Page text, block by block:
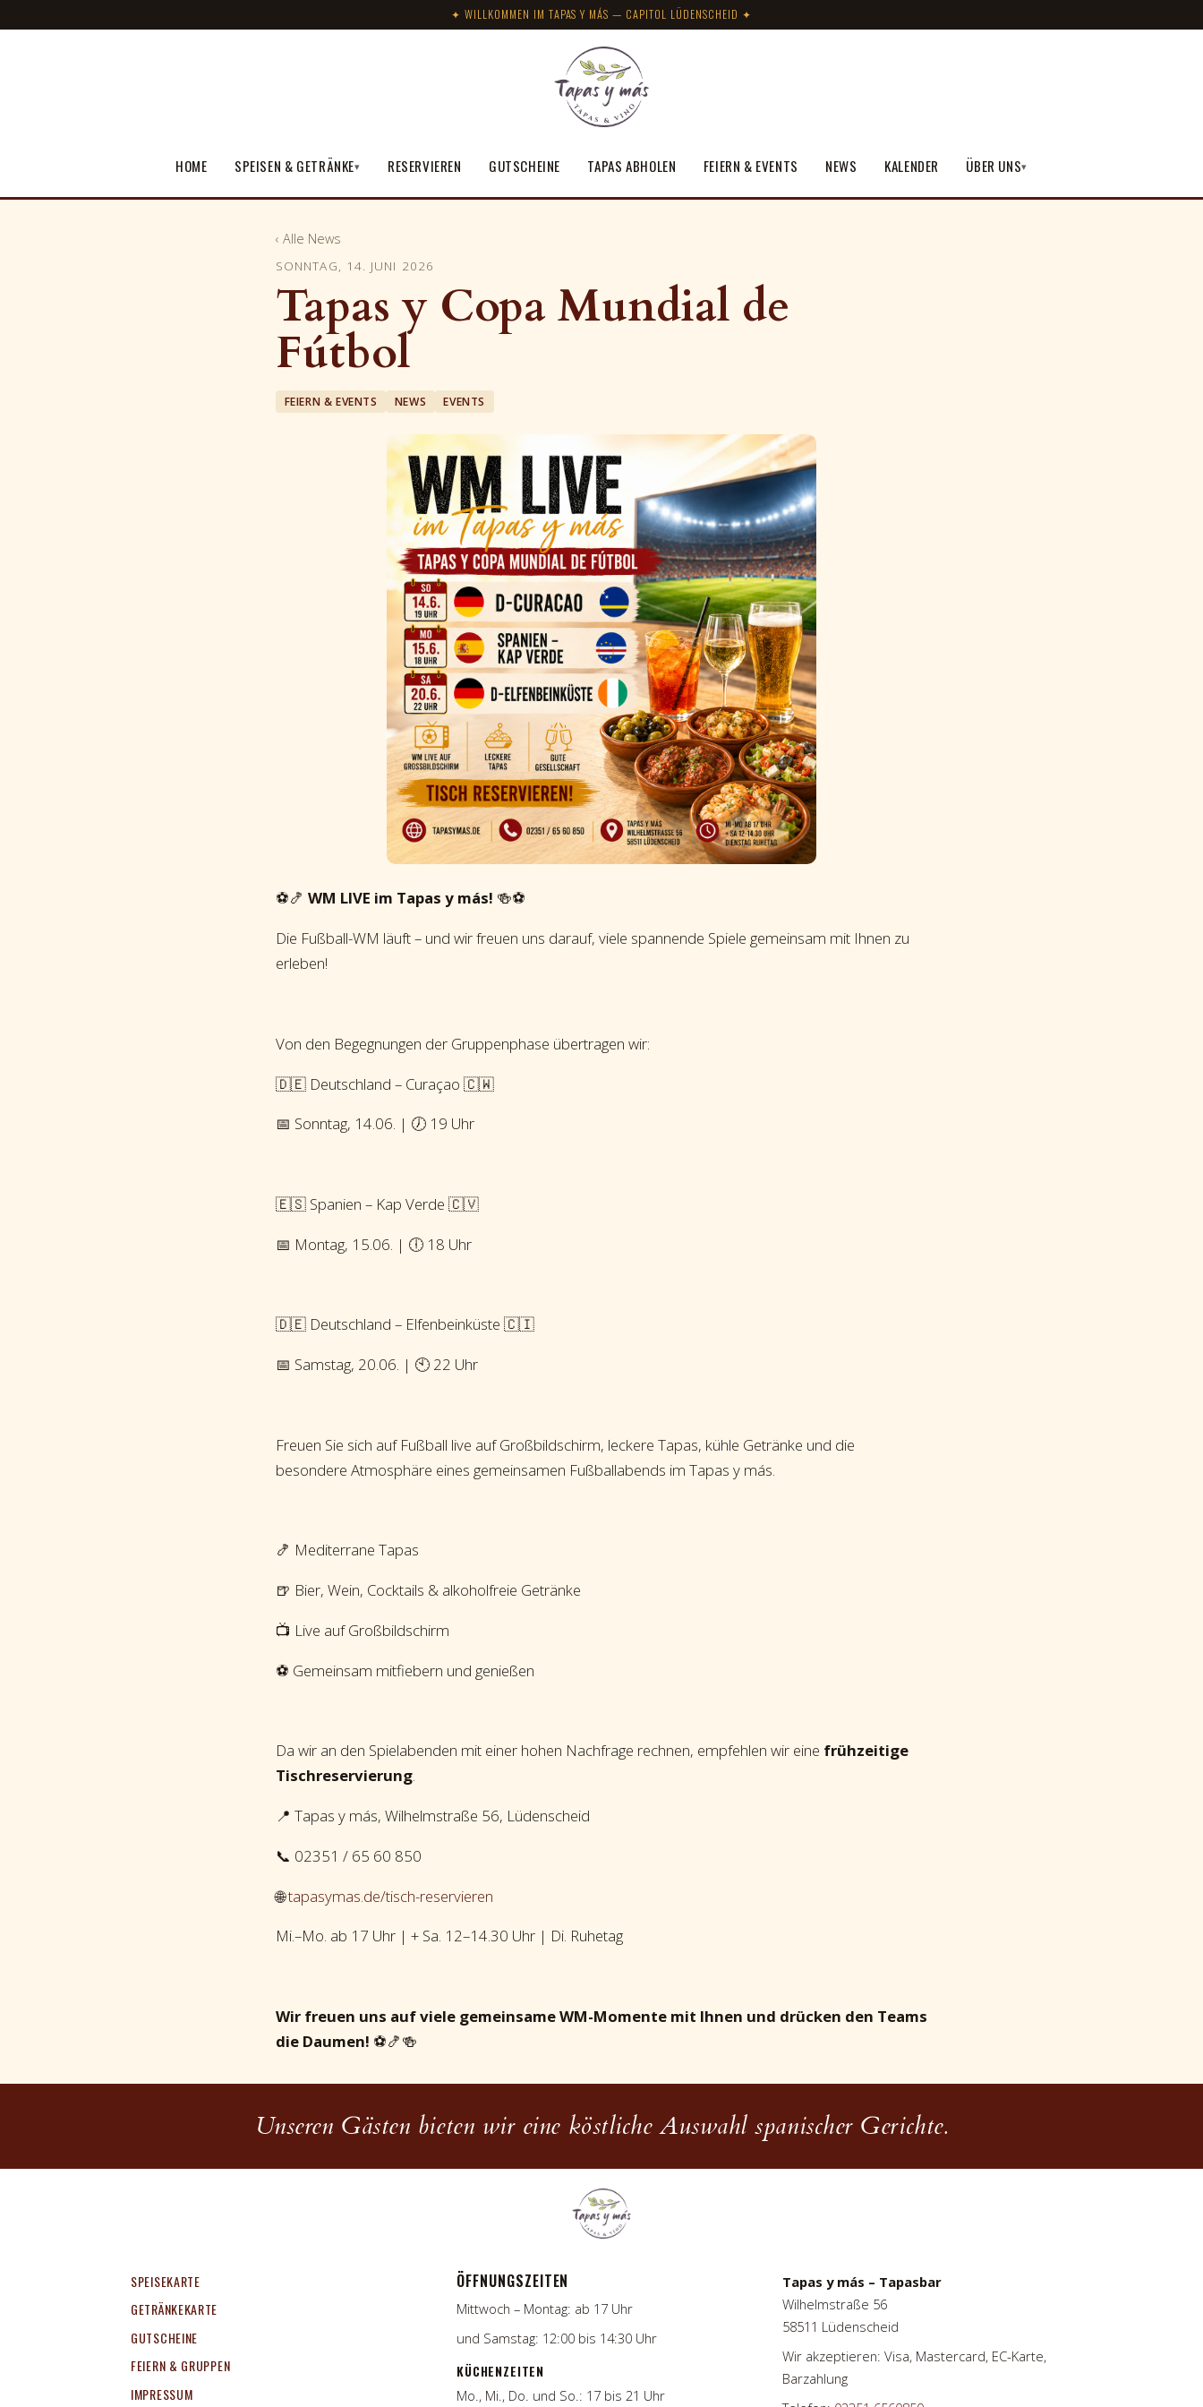
✦ WILLKOMMEN IM TAPAS Y MÁS — CAPITOL LÜDENSCHEID ✦
HOME SPEISEN & GETRÄNKE▾ RESERVIEREN GUTSCHEINE TAPAS ABHOLEN FEIERN & EVENTS NEWS KALENDER ÜBER UNS▾
‹ Alle News
SONNTAG, 14. JUNI 2026
Tapas y Copa Mundial de
Fútbol
FEIERN & EVENTS NEWS EVENTS
⚽🍤 WM LIVE im Tapas y más! 🍻⚽
Die Fußball-WM läuft – und wir freuen uns darauf, viele spannende Spiele gemeinsam mit Ihnen zu
erleben!
Von den Begegnungen der Gruppenphase übertragen wir:
🇩🇪 Deutschland – Curaçao 🇨🇼
📅 Sonntag, 14.06. | 🕖 19 Uhr
🇪🇸 Spanien – Kap Verde 🇨🇻
📅 Montag, 15.06. | 🕕 18 Uhr
🇩🇪 Deutschland – Elfenbeinküste 🇨🇮
📅 Samstag, 20.06. | 🕙 22 Uhr
Freuen Sie sich auf Fußball live auf Großbildschirm, leckere Tapas, kühle Getränke und die
besondere Atmosphäre eines gemeinsamen Fußballabends im Tapas y más.
🍤 Mediterrane Tapas
🍺 Bier, Wein, Cocktails & alkoholfreie Getränke
📺 Live auf Großbildschirm
⚽ Gemeinsam mitfiebern und genießen
Da wir an den Spielabenden mit einer hohen Nachfrage rechnen, empfehlen wir eine frühzeitige
Tischreservierung.
📍 Tapas y más, Wilhelmstraße 56, Lüdenscheid
📞 02351 / 65 60 850
🌐tapasymas.de/tisch-reservieren
Mi.–Mo. ab 17 Uhr | + Sa. 12–14.30 Uhr | Di. Ruhetag
Wir freuen uns auf viele gemeinsame WM-Momente mit Ihnen und drücken den Teams
die Daumen! ⚽🍤🍻
Unseren Gästen bieten wir eine köstliche Auswahl spanischer Gerichte.
SPEISEKARTE
GETRÄNKEKARTE
GUTSCHEINE
FEIERN & GRUPPEN
IMPRESSUM
ÖFFNUNGSZEITEN
Mittwoch – Montag: ab 17 Uhr
und Samstag: 12:00 bis 14:30 Uhr
KÜCHENZEITEN
Mo., Mi., Do. und So.: 17 bis 21 Uhr
Tapas y más – Tapasbar
Wilhelmstraße 56
58511 Lüdenscheid
Wir akzeptieren: Visa, Mastercard, EC-Karte,
Barzahlung